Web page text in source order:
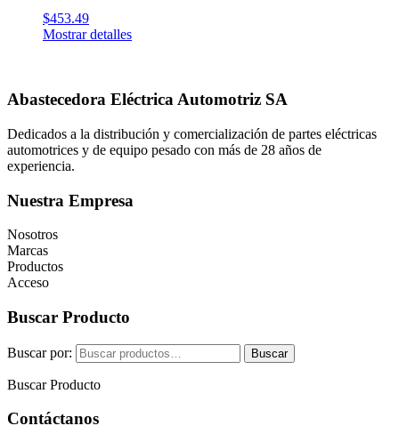
$453.49
Mostrar detalles
Abastecedora Eléctrica Automotriz SA
Dedicados a la distribución y comercialización de partes eléctricas
automotrices y de equipo pesado con más de 28 años de
experiencia.
Nuestra Empresa
Nosotros
Marcas
Productos
Acceso
Buscar Producto
Buscar por: Buscar
Buscar Producto
Contáctanos